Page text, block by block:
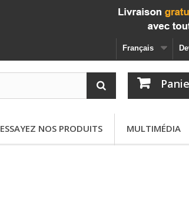
Français
ESSAYEZ NOS PRODUITS MULTIMÉDIA